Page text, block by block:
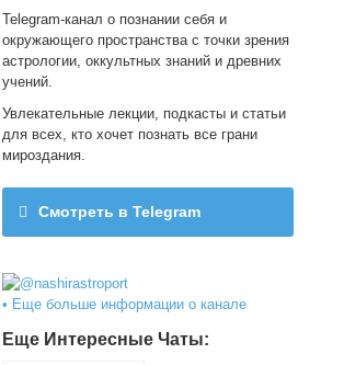
Telegram-канал о познании себя и
окружающего пространства с точки зрения
астрологии, оккультных знаний и древних
учений.
Увлекательные лекции, подкасты и статьи
для всех, кто хочет познать все грани
мироздания.
Смотреть в Telegram
• Еще больше информации о канале
Еще Интересные Чаты: